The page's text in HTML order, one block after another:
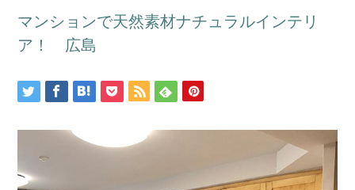
マンションで天然素材ナチュラルインテリ
ア！ 広島